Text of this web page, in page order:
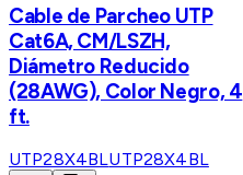
Cable de Parcheo UTP
Cat6A, CM/LSZH,
Diámetro Reducido
(28AWG), Color Negro, 4
ft.
UTP28X4BLUTP28X4BL